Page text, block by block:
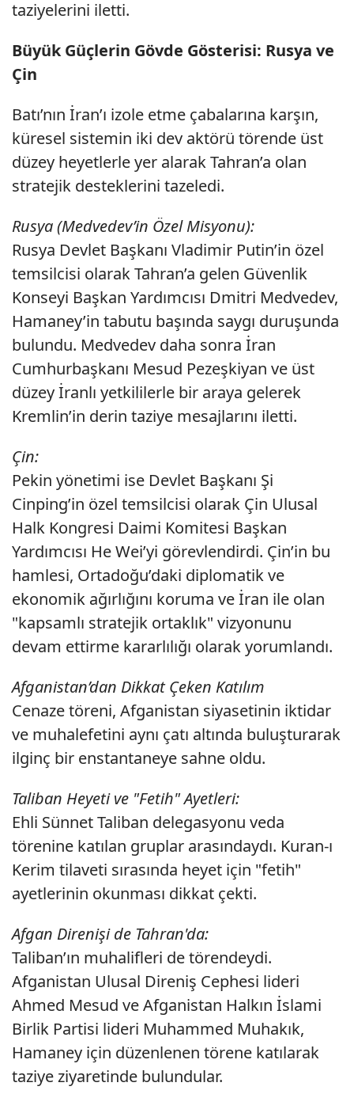
taziyelerini iletti.
Büyük Güçlerin Gövde Gösterisi: Rusya ve
Çin
Batı’nın İran’ı izole etme çabalarına karşın,
küresel sistemin iki dev aktörü törende üst
düzey heyetlerle yer alarak Tahran’a olan
stratejik desteklerini tazeledi.
Rusya (Medvedev’in Özel Misyonu):
Rusya Devlet Başkanı Vladimir Putin’in özel
temsilcisi olarak Tahran’a gelen Güvenlik
Konseyi Başkan Yardımcısı Dmitri Medvedev,
Hamaney’in tabutu başında saygı duruşunda
bulundu. Medvedev daha sonra İran
Cumhurbaşkanı Mesud Pezeşkiyan ve üst
düzey İranlı yetkililerle bir araya gelerek
Kremlin’in derin taziye mesajlarını iletti.
Çin:
Pekin yönetimi ise Devlet Başkanı Şi
Cinping’in özel temsilcisi olarak Çin Ulusal
Halk Kongresi Daimi Komitesi Başkan
Yardımcısı He Wei’yi görevlendirdi. Çin’in bu
hamlesi, Ortadoğu’daki diplomatik ve
ekonomik ağırlığını koruma ve İran ile olan
"kapsamlı stratejik ortaklık" vizyonunu
devam ettirme kararlılığı olarak yorumlandı.
Afganistan’dan Dikkat Çeken Katılım
Cenaze töreni, Afganistan siyasetinin iktidar
ve muhalefetini aynı çatı altında buluşturarak
ilginç bir enstantaneye sahne oldu.
Taliban Heyeti ve "Fetih" Ayetleri:
Ehli Sünnet Taliban delegasyonu veda
törenine katılan gruplar arasındaydı. Kuran-ı
Kerim tilaveti sırasında heyet için "fetih"
ayetlerinin okunması dikkat çekti.
Afgan Direnişi de Tahran'da:
Taliban’ın muhalifleri de törendeydi.
Afganistan Ulusal Direniş Cephesi lideri
Ahmed Mesud ve Afganistan Halkın İslami
Birlik Partisi lideri Muhammed Muhakık,
Hamaney için düzenlenen törene katılarak
taziye ziyaretinde bulundular.